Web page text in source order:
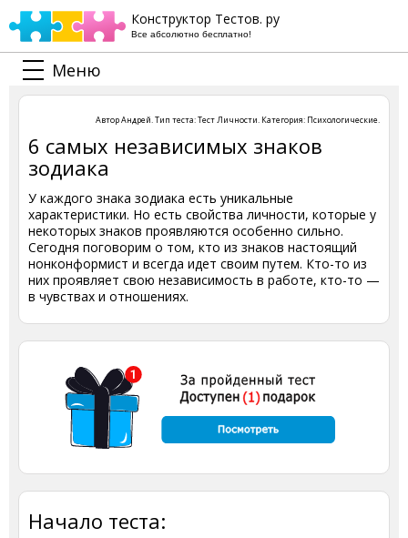
Конструктор Тестов. ру
Все абсолютно бесплатно!
Меню
АвторАндрей. Тип теста:Тест Личности. Категория: Психологические.
6 самых независимых знаков
зодиака
У каждого знака зодиака есть уникальные
характеристики. Но есть свойства личности, которые у
некоторых знаков проявляются особенно сильно.
Сегодня поговорим о том, кто из знаков настоящий
нонконформист и всегда идет своим путем. Кто-то из
них проявляет свою независимость в работе, кто-то —
в чувствах и отношениях.
Начало теста: